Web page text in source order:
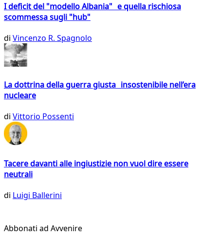
I deficit del "modello Albania" e quella rischiosa
scommessa sugli "hub"
di Vincenzo R. Spagnolo
La dottrina della guerra giusta insostenibile nell’era
nucleare
di Vittorio Possenti
Tacere davanti alle ingiustizie non vuol dire essere
neutrali
di Luigi Ballerini
Abbonati ad Avvenire